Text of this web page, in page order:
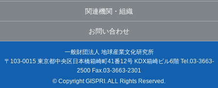
関連機関・組織
お問い合わせ
一般財団法人 地球産業文化研究所
〒103-0015 東京都中央区日本橋箱崎町41番12号 KDX箱崎ビル6階 Tel.03-3663-
2500 Fax.03-3663-2301
© Copyright GISPRI. ALL Rights Reserved.